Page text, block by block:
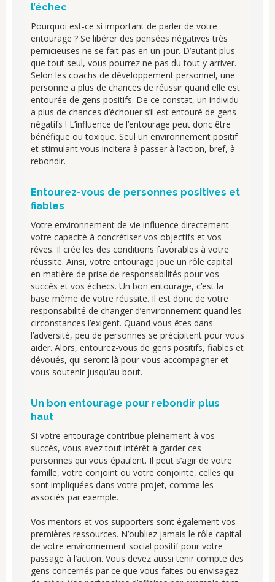
l’échec
Pourquoi est-ce si important de parler de votre
entourage ? Se libérer des pensées négatives très
pernicieuses ne se fait pas en un jour. D’autant plus
que tout seul, vous pourrez ne pas du tout y arriver.
Selon les coachs de développement personnel, une
personne a plus de chances de réussir quand elle est
entourée de gens positifs. De ce constat, un individu
a plus de chances d’échouer s’il est entouré de gens
négatifs ! L’influence de l’entourage peut donc être
bénéfique ou toxique. Seul un environnement positif
et stimulant vous incitera à passer à l’action, bref, à
rebondir.
Entourez-vous de personnes positives et
fiables
Votre environnement de vie influence directement
votre capacité à concrétiser vos objectifs et vos
rêves. Il crée les des conditions favorables à votre
réussite. Ainsi, votre entourage joue un rôle capital
en matière de prise de responsabilités pour vos
succès et vos échecs. Un bon entourage, c’est la
base même de votre réussite. Il est donc de votre
responsabilité de changer d’environnement quand les
circonstances l’exigent. Quand vous êtes dans
l’adversité, peu de personnes se précipitent pour vous
aider. Alors, entourez-vous de gens positifs, fiables et
dévoués, qui seront là pour vous accompagner et
vous soutenir jusqu’au bout.
Un bon entourage pour rebondir plus
haut
Si votre entourage contribue pleinement à vos
succès, vous avez tout intérêt à garder ces
personnes qui vous épaulent. Il peut s’agir de votre
famille, votre conjoint ou votre conjointe, celles qui
sont impliquées dans votre projet, comme les
associés par exemple.
Vos mentors et vos supporters sont également vos
premières ressources. N’oubliez jamais le rôle capital
de votre environnement social positif pour votre
passage à l’action. Vous devez aussi tenir compte des
gens concernés par ce que vous faites ou envisagez